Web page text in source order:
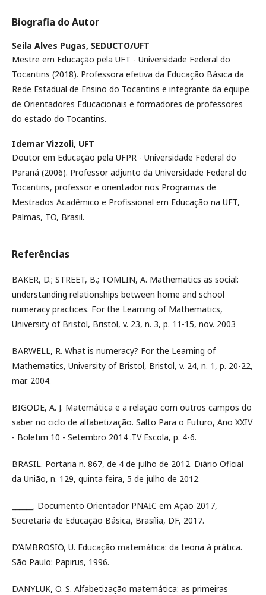
Biografia do Autor
Seila Alves Pugas, SEDUCTO/UFT
Mestre em Educação pela UFT - Universidade Federal do
Tocantins (2018). Professora efetiva da Educação Básica da
Rede Estadual de Ensino do Tocantins e integrante da equipe
de Orientadores Educacionais e formadores de professores
do estado do Tocantins.
Idemar Vizzoli, UFT
Doutor em Educação pela UFPR - Universidade Federal do
Paraná (2006). Professor adjunto da Universidade Federal do
Tocantins, professor e orientador nos Programas de
Mestrados Acadêmico e Profissional em Educação na UFT,
Palmas, TO, Brasil.
Referências
BAKER, D.; STREET, B.; TOMLIN, A. Mathematics as social:
understanding relationships between home and school
numeracy practices. For the Learning of Mathematics,
University of Bristol, Bristol, v. 23, n. 3, p. 11-15, nov. 2003
BARWELL, R. What is numeracy? For the Learning of
Mathematics, University of Bristol, Bristol, v. 24, n. 1, p. 20-22,
mar. 2004.
BIGODE, A. J. Matemática e a relação com outros campos do
saber no ciclo de alfabetização. Salto Para o Futuro, Ano XXIV
- Boletim 10 - Setembro 2014 .TV Escola, p. 4-6.
BRASIL. Portaria n. 867, de 4 de julho de 2012. Diário Oficial
da União, n. 129, quinta feira, 5 de julho de 2012.
______. Documento Orientador PNAIC em Ação 2017,
Secretaria de Educação Básica, Brasília, DF, 2017.
D’AMBROSIO, U. Educação matemática: da teoria à prática.
São Paulo: Papirus, 1996.
DANYLUK, O. S. Alfabetização matemática: as primeiras